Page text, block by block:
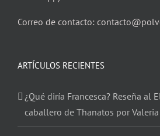
Correo de contacto:
ARTÍCULOS RECIENTES
¿Qué diría Francesca? Reseña al
caballero de Thanatos por